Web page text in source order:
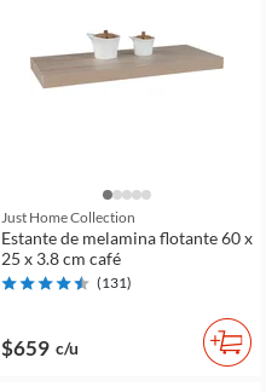
Just Home Collection
Estante de melamina flotante 60 x
25 x 3.8 cm café
(131)
$659 c/u